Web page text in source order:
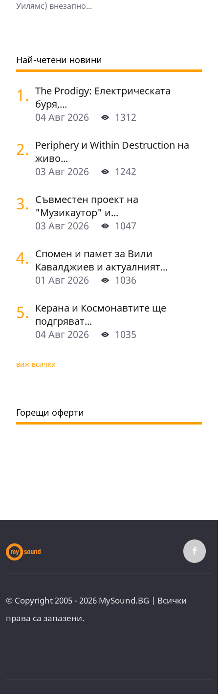
Уилямс) внезапно...
Най-четени новини
1. The Prodigy: Електрическата
буря,...
04 Авг 2026
1312
2. Periphery и Within Destruction на
живо...
03 Авг 2026
1242
3. Съвместен проект на
"Музикаутор" и...
03 Авг 2026
1047
4. Спомен и памет за Вили
Кавалджиев и актуалният...
01 Авг 2026
1036
5. Керана и Космонавтите ще
подгряват...
04 Авг 2026
1035
виж всички
Горещи оферти
© Copyright 2005 - 2026 MySound.BG | Всички
права са запазени.